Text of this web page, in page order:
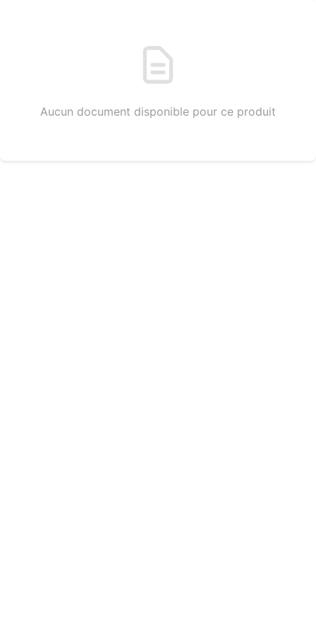
Aucun document disponible pour ce produit